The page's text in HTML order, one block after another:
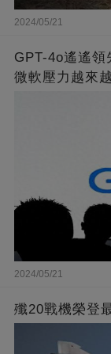
2024/05/21
GPT-4o遙遙領
微軟壓力越來
2024/05/21
殲20戰機榮登